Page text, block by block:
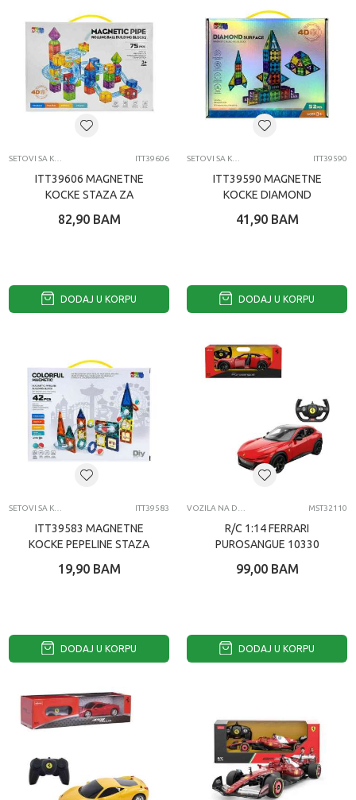
ITT39606
ITT39606 MAGNETNE
KOCKE STAZA ZA
82,90 BAM
DODAJ U KORPU
ITT39590
ITT39590 MAGNETNE
KOCKE DIAMOND
41,90 BAM
DODAJ U KORPU
ITT39583
ITT39583 MAGNETNE
KOCKE PEPELINE STAZA
19,90 BAM
DODAJ U KORPU
MST32110
R/C 1:14 FERRARI
PUROSANGUE 10330
99,00 BAM
DODAJ U KORPU